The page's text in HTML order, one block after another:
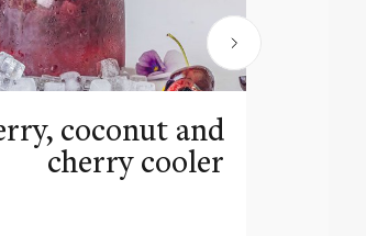
coconut and
cherry cooler